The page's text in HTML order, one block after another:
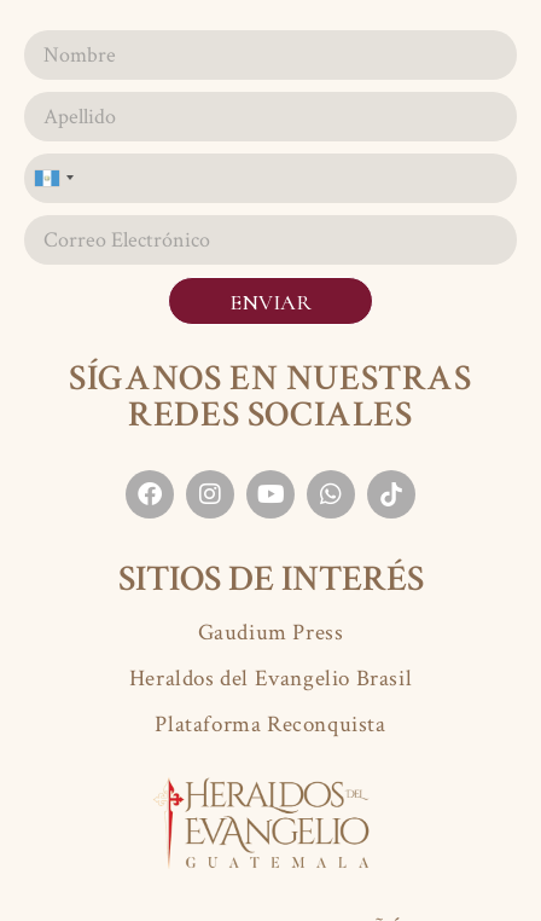
SÍGANOS EN NUESTRAS
REDES SOCIALES
SITIOS DE INTERÉS
Gaudium Press
Heraldos del Evangelio Brasil
Plataforma Reconquista
Guatemala
ENVIAR